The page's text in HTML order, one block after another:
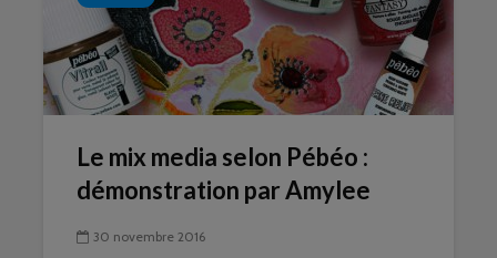
Le mix media selon Pébéo :
démonstration par Amylee
30 novembre 2016